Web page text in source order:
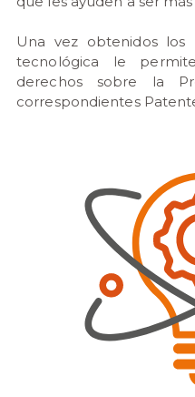
Una vez obtenidos los
tecnológica le
derechos sobre la
correspondientes